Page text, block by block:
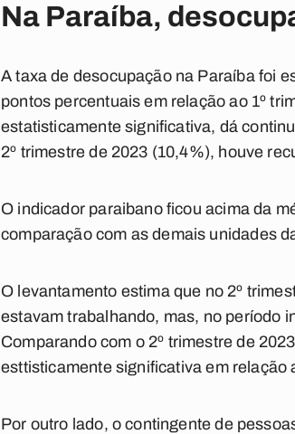
Na Paraíba,
A taxa de desocupação na Paraíba foi
pontos percentuais em relação ao 1º
estatisticamente significativa, dá
2º trimestre de 2023 (10,4%), houve
O indicador paraibano ficou acima da
comparação com as demais unidades
O levantamento estima que no 2º
estavam trabalhando, mas, no período
Comparando com o 2º trimestre de
esttisticamente significativa em relação
Por outro lado, o contingente de